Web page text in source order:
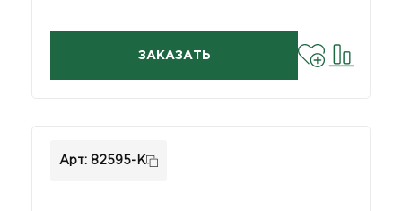
ЗАКАЗАТЬ
Арт: 82595-К